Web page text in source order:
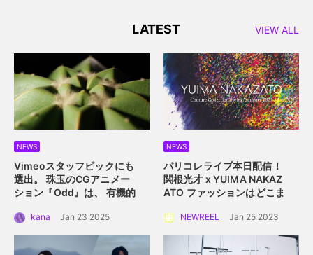
LATEST VIEW ALL
NEWS
Vimeoスタッフピックにも
選出。 珠玉のCGアニメー
ション『Odd』は、 有機的
則性を描く。
kana Jan 23 2025
NEWS
パリコレライブ本日配信！
関根光才 x YUIMA NAKAZ
ATO ファッションはどこま
れるか？
NEWREEL Jan 25 2023